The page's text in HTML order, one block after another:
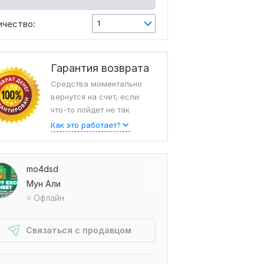
1
Гарантия возврата
Средства моментально
вернутся на счет, если
что-то пойдет не так
Как это работает?
mo4dsd
Мун Али
Офлайн
Связаться с продавцом